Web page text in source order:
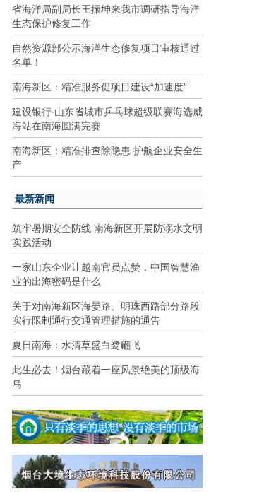
省海洋局副局长王振坤来我市调研指导海洋
生态保护修复工作
自然资源部公示海洋生态修复项目审核通过
名单！
南海新区：精准服务促项目建设“加速度”
建设银行·山东省城市乒乓球超级联赛海选威
海站在南海圆满完赛
南海新区：精准排查除隐患 护航企业安全生
产
最新新闻
筑牢暑期安全防线 南海新区开展防溺水文明
实践活动
一家山东企业让越南官员点赞，中国智慧渔
业的出海密码是什么
关于对南海新区海晏路、明珠西路部分路段
实行限制通行交通管理措施的通告
夏日南海：水清草盛白鹭翩飞
此生必去！烟台藏着一座风景绝美的顶级海
岛